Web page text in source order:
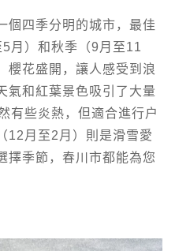
個四季分明的城市，最佳
月）和秋季（9月至11
櫻花盛開，讓人感受到浪
氣和紅葉景色吸引了大量
有些炎熱，但適合進行戶
12月至2月）則是滑雪愛
擇季節，春川市都能為您